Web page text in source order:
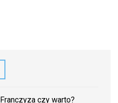
Franczyza czy warto?